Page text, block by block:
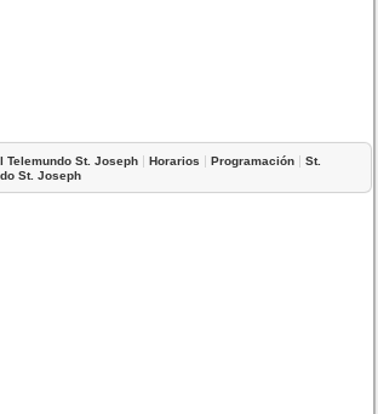
Telemundo St. Joseph |Horarios |Programación |St.
St. Joseph